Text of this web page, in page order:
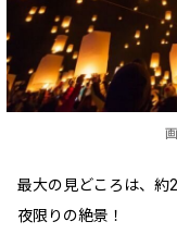
最大の見どころは、約
夜限りの絶景！